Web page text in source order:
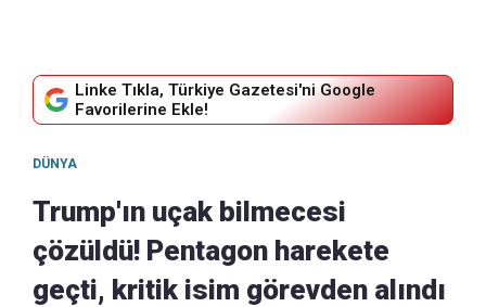
Linke Tıkla, Türkiye Gazetesi'ni Google
Favorilerine Ekle!
DÜNYA
Trump'ın uçak bilmecesi
çözüldü! Pentagon harekete
geçti, kritik isim görevden alındı